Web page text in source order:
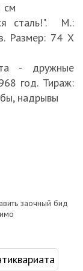
см
сталь!". М.:
Размер: 74 Х
- дружные
год. Тираж:
надрывы
заочный бид